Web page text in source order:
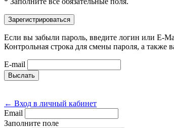
Если вы забыли пароль, введите логин или E-
Контрольная строка для смены пароля, а
E-mail
← Вход в личный кабинет
Email
Заполните поле